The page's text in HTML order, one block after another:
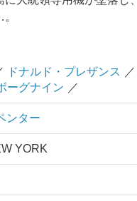
ドナルド・プレザンス ／
ーグナイン ／
ンター
YORK